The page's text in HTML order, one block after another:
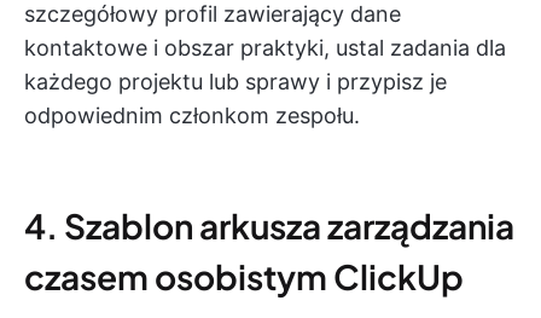
szczegółowy profil zawierający dane
kontaktowe i obszar praktyki, ustal zadania dla
każdego projektu lub sprawy i przypisz je
odpowiednim członkom zespołu.
4. Szablon arkusza zarządzania
czasem osobistym ClickUp